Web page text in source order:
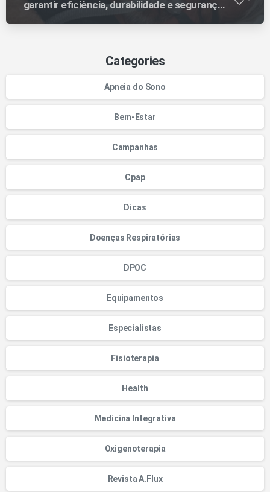
garantir eficiência, durabilidade e segurança
Categories
Apneia do Sono
Bem-Estar
Campanhas
Cpap
Dicas
Doenças Respiratórias
DPOC
Equipamentos
Especialistas
Fisioterapia
Health
Medicina Integrativa
Oxigenoterapia
Revista A.Flux